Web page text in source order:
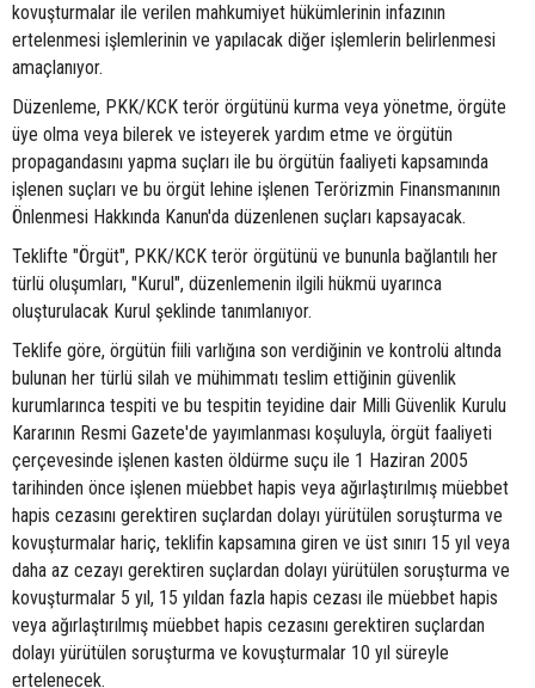
kovuşturmalar ile verilen mahkumiyet hükümlerinin infazının
ertelenmesi işlemlerinin ve yapılacak diğer işlemlerin belirlenmesi
amaçlanıyor.
Düzenleme, PKK/KCK terör örgütünü kurma veya yönetme, örgüte
üye olma veya bilerek ve isteyerek yardım etme ve örgütün
propagandasını yapma suçları ile bu örgütün faaliyeti kapsamında
işlenen suçları ve bu örgüt lehine işlenen Terörizmin Finansmanının
Önlenmesi Hakkında Kanun'da düzenlenen suçları kapsayacak.
Teklifte "Örgüt", PKK/KCK terör örgütünü ve bununla bağlantılı her
türlü oluşumları, "Kurul", düzenlemenin ilgili hükmü uyarınca
oluşturulacak Kurul şeklinde tanımlanıyor.
Teklife göre, örgütün fiili varlığına son verdiğinin ve kontrolü altında
bulunan her türlü silah ve mühimmatı teslim ettiğinin güvenlik
kurumlarınca tespiti ve bu tespitin teyidine dair Milli Güvenlik Kurulu
Kararının Resmi Gazete'de yayımlanması koşuluyla, örgüt faaliyeti
çerçevesinde işlenen kasten öldürme suçu ile 1 Haziran 2005
tarihinden önce işlenen müebbet hapis veya ağırlaştırılmış müebbet
hapis cezasını gerektiren suçlardan dolayı yürütülen soruşturma ve
kovuşturmalar hariç, teklifin kapsamına giren ve üst sınırı 15 yıl veya
daha az cezayı gerektiren suçlardan dolayı yürütülen soruşturma ve
kovuşturmalar 5 yıl, 15 yıldan fazla hapis cezası ile müebbet hapis
veya ağırlaştırılmış müebbet hapis cezasını gerektiren suçlardan
dolayı yürütülen soruşturma ve kovuşturmalar 10 yıl süreyle
ertelenecek.